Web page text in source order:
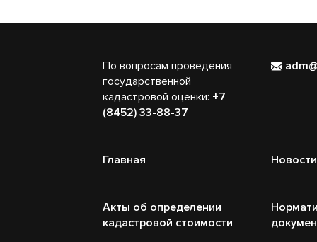
По вопросам проведения
государственной
кадастровой оценки: +7
(8452) 33-88-37
Главная Новости
Акты об определении
кадастровой стоимости